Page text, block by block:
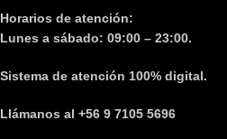
Horarios de atención:
Lunes a sábado: 09:00 – 23:00.
Sistema de atención 100% digital.
Llámanos al +56 9 7105 5696